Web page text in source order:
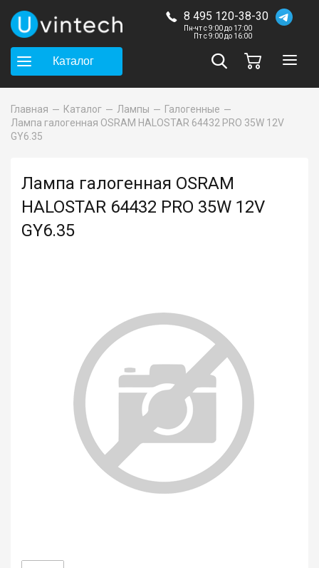
8 495 120-38-30
Пн-чт с 9:00 до 17:00
Пт с 9:00 до 16:00
Каталог
Главная Каталог Лампы
Галогенные
Лампа галогенная OSRAM HALOSTAR 64432 PRO 35W 12V
GY6.35
Лампа галогенная OSRAM
HALOSTAR 64432 PRO 35W 12V
GY6.35